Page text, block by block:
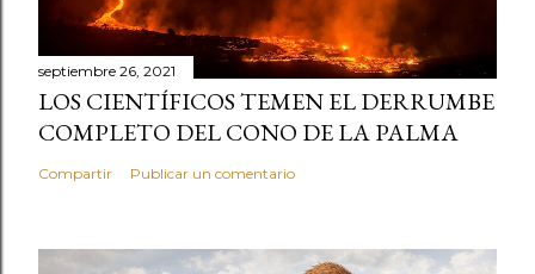
septiembre 26, 2021
LOS CIENTÍFICOS TEMEN EL DERRUMBE
COMPLETO DEL CONO DE LA PALMA
Compartir Publicar un comentario